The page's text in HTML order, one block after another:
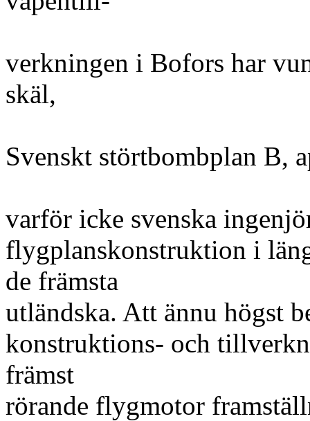
verkningen i Bofors har
skäl,
Svenskt störtbombplan B,
varför icke svenska
flygplanskonstruktion i
de främsta
utländska. Att ännu högst
konstruktions- och
främst
rörande flygmotor